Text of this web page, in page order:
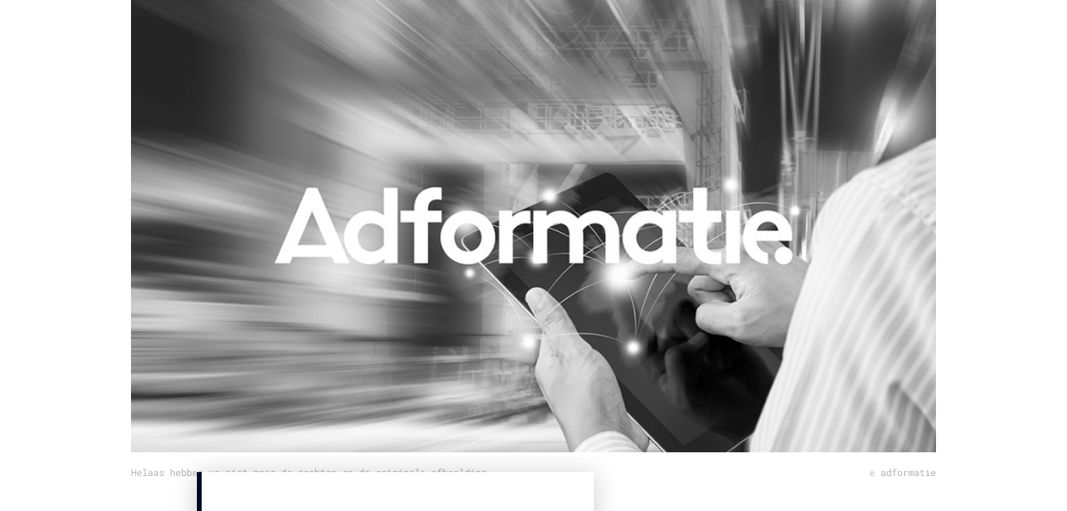
Influencer marketing
Interne communicatie
Purpose Marketing
Reputatie & crisis
Helaas hebben we niet meer de rechten op de originele afbeelding © adformatie